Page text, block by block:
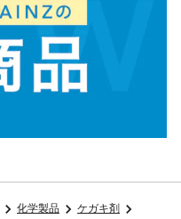
化学製品
ケガキ剤